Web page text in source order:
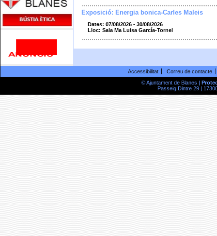
Exposició: Energia bonica-Carles Maleis
Dates: 07/08/2026 - 30/08/2026
Lloc: Sala Ma Luisa García-Tornel
Accessibilitat
Correu de contacte
© Ajuntament de Blanes |
Passeig Dintre 29 |